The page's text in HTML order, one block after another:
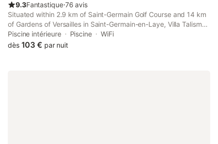
9.3Fantastique⋅76 avis
Situated within 2.9 km of Saint-Germain Golf Course and 14 km
of Gardens of Versailles in Saint-Germain-en-Laye, Villa Talisman
features accommodation with seating area. This bed and
breakfast has a private pool, a garden and free private parking.
Piscine intérieure Piscine
WiFi
dès 103 € par nuit